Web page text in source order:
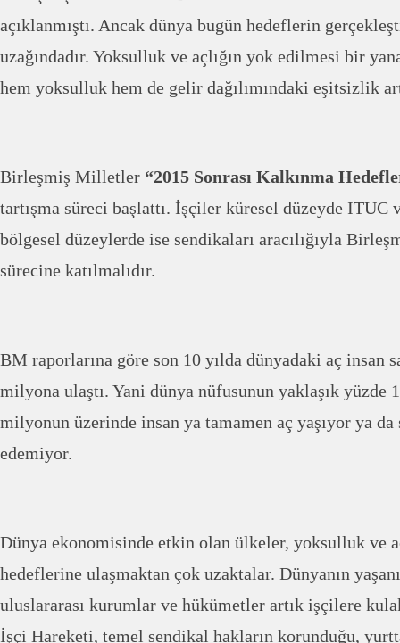
açıklanmıştı. Ancak dünya bugün hedeflerin
uzağındadır. Yoksulluk ve açlığın yok edilmesi bir
hem yoksulluk hem de gelir dağılımındaki eşitsizlik
Birleşmiş Milletler “2015 Sonrası Kalkınma
tartışma süreci başlattı. İşçiler küresel düzeyde ITUC
bölgesel düzeylerde ise sendikaları aracılığıyla
sürecine katılmalıdır.
BM raporlarına göre son 10 yılda dünyadaki aç insan
milyona ulaştı. Yani dünya nüfusunun yaklaşık yüzde
milyonun üzerinde insan ya tamamen aç yaşıyor ya
edemiyor.
Dünya ekonomisinde etkin olan ülkeler, yoksulluk ve
hedeflerine ulaşmaktan çok uzaktalar. Dünyanın
uluslararası kurumlar ve hükümetler artık işçilere
İşçi Hareketi, temel sendikal hakların korunduğu,